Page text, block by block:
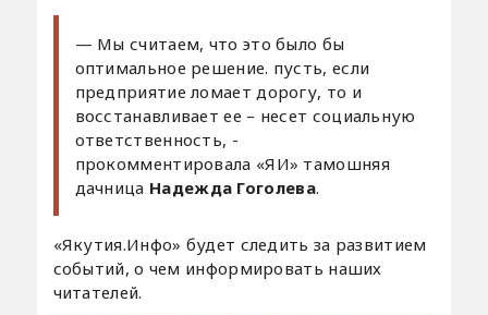
— Мы считаем, что это было бы
оптимальное решение. пусть, если
предприятие ломает дорогу, то и
восстанавливает ее – несет социальную
ответственность, -
прокомментировала «ЯИ» тамошняя
дачница Надежда Гоголева.
«Якутия.Инфо» будет следить за развитием
событий, о чем информировать наших
читателей.